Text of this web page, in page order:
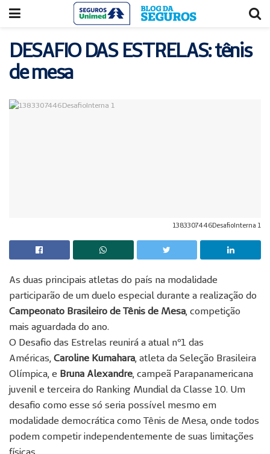
DESAFIO DAS ESTRELAS: tênis
de mesa
1383307446DesafioInterna 1
As duas principais atletas do país na modalidade
participarão de um duelo especial durante a realização do
Campeonato Brasileiro de Tênis de Mesa, competição
mais aguardada do ano.
O Desafio das Estrelas reunirá a atual nº1 das
Américas, Caroline Kumahara, atleta da Seleção Brasileira
Olímpica, e Bruna Alexandre, campeã Parapanamericana
juvenil e terceira do Ranking Mundial da Classe 10. Um
desafio como esse só seria possível mesmo em
modalidade democrática como Tênis de Mesa, onde todos
podem competir independentemente de suas limitações